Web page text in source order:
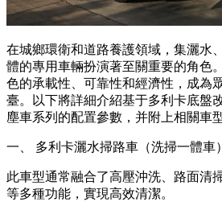
在城鄉環衛和道路養護領域，集灑水
體的專用車輛扮演著至關重要的角色
色的承載性、可靠性和經濟性，成為
臺。以下將詳細介紹基于多利卡底盤
塵車系列的配置參數，并附上相關車
一、 多利卡灑水掃路車（洗掃一體車）
此車型通常融合了高壓沖洗、路面清
等多種功能，實現高效清潔。